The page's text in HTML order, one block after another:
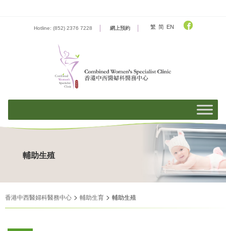
Hotline: (852) 2376 7228 網上預約 繁 简 EN
輔助生殖
香港中西醫婦科醫務中心 > 輔助生育 > 輔助生殖